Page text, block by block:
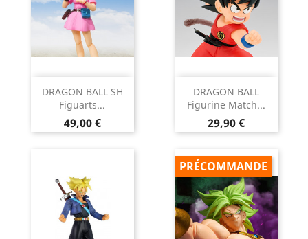
DRAGON BALL SH
Figuarts...
Prix
49,00 €
DRAGON BALL
Figurine Match...
Prix
29,90 €
PRÉCOMMANDE